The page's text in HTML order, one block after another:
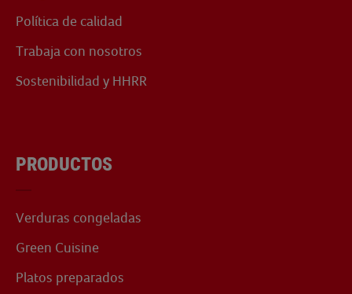
Política de calidad
Trabaja con nosotros
Sostenibilidad y HHRR
PRODUCTOS
Verduras congeladas
Green Cuisine
Platos preparados